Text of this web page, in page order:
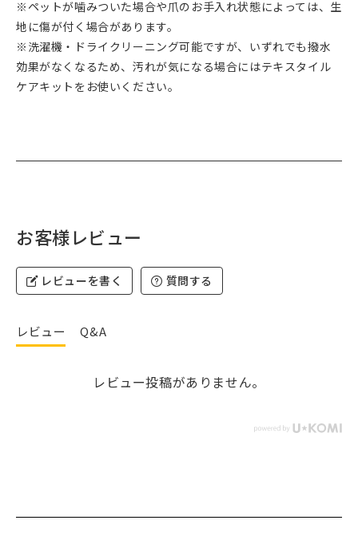
※ペットが噛みついた場合や爪のお手入れ状態によっては、生
地に傷が付く場合があります。
※洗濯機・ドライクリーニング可能ですが、いずれでも撥水
効果がなくなるため、汚れが気になる場合にはテキスタイル
ケアキットをお使いください。
お客様レビュー
レビューを書く 質問する
レビュー Q&A
レビュー投稿がありません。